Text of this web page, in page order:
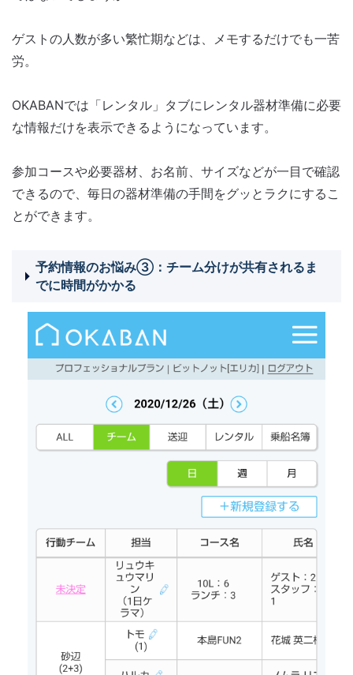
ゲストの人数が多い繁忙期などは、メモするだけでも一苦
労。
OKABANでは「レンタル」タブにレンタル器材準備に必要
な情報だけを表示できるようになっています。
参加コースや必要器材、お名前、サイズなどが一目で確認
できるので、毎日の器材準備の手間をグッとラクにするこ
とができます。
予約情報のお悩み③：チーム分けが共有されるま
でに時間がかかる